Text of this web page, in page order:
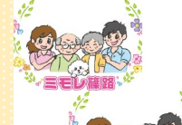
利用者様やご家族の皆さまに、親
みや温かさが伝わるようなデザイ
を目指し、ミモレのイラストを新
く作...
20 0